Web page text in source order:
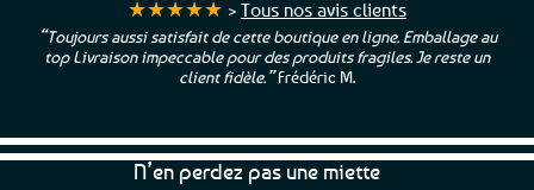
★★★★★ > Tous nos avis clients
“Toujours aussi satisfait de cette boutique en ligne. Emballage au
top Livraison impeccable pour des produits fragiles. Je reste un
client fidèle.”Frédéric M.
N’en perdez pas une miette